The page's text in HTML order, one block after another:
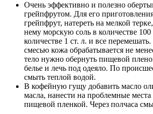
Очень эффективно и полезно
грейпфрутом. Для его
грейпфрут, натереть на мелкой
нему морскую соль в количестве
количестве 1 ст. л. и все
смесью кожа обрабатывается не
тело нужно обернуть пищевой
белье и лечь под одеяло. По
смыть теплой водой.
В кофейную гущу добавить масло
масла, нанести на проблемные места
пищевой пленкой. Через полчаса